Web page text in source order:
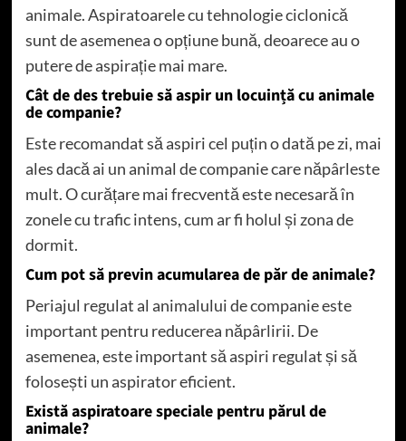
animale. Aspiratoarele cu tehnologie ciclonică
sunt de asemenea o opțiune bună, deoarece au o
putere de aspirație mai mare.
Cât de des trebuie să aspir un locuință cu animale
de companie?
Este recomandat să aspiri cel puțin o dată pe zi, mai
ales dacă ai un animal de companie care năpârleste
mult. O curățare mai frecventă este necesară în
zonele cu trafic intens, cum ar fi holul și zona de
dormit.
Cum pot să previn acumularea de păr de animale?
Periajul regulat al animalului de companie este
important pentru reducerea năpârlirii. De
asemenea, este important să aspiri regulat și să
folosești un aspirator eficient.
Există aspiratoare speciale pentru părul de
animale?